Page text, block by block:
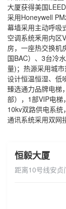
大厦获得美国
采用Honeywell
幕墙采用主动呼吸
空调系统釆用内区
房，一座热交换机
国BAC）、3台冷
量)；热源采用城
设计恒温恒湿、低
臻选通力品牌电梯
部），1部VIP电梯
10kv双路供电系统
通讯系统采用双网
恒毅大厦
距离10号线安贞